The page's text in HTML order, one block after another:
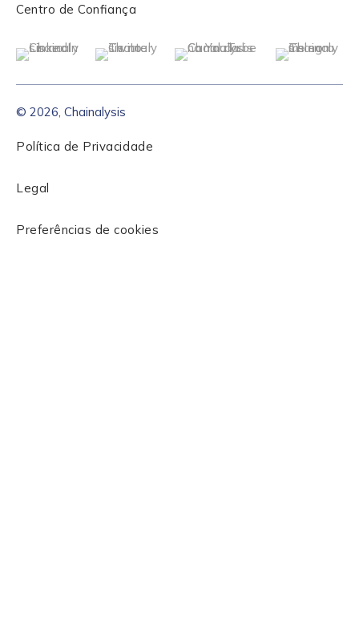
Centro de Confiança
© 2026, Chainalysis
Política de Privacidade
Legal
Preferências de cookies